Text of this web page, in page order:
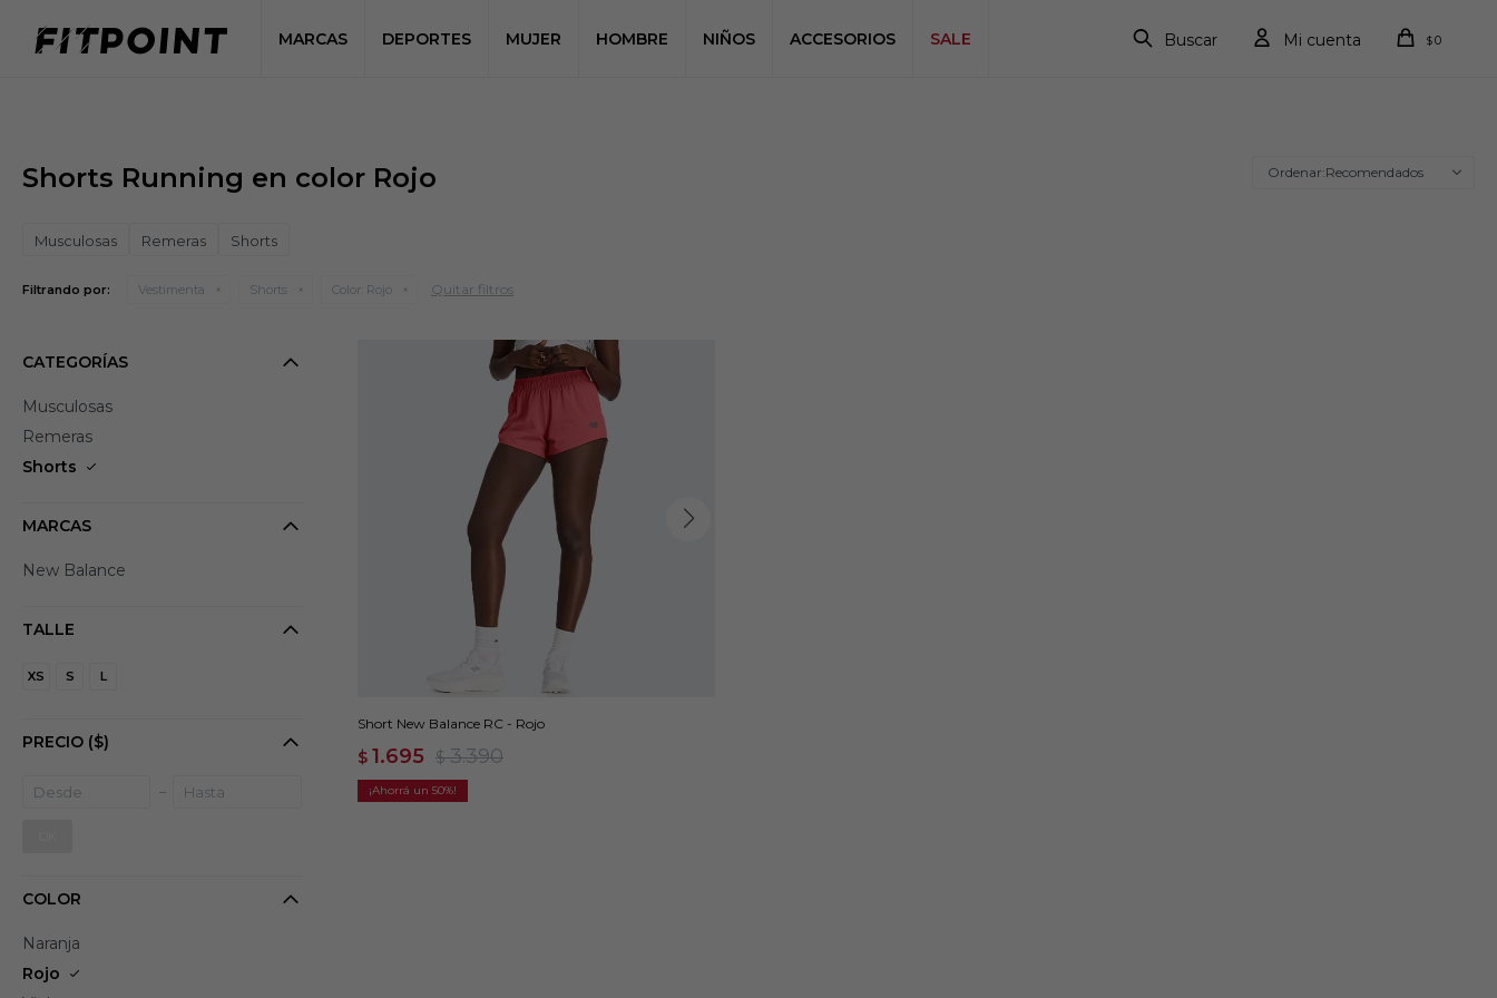
MARCAS DEPORTES MUJER HOMBRE NIÑOS ACCESORIOS SALE $0
Shorts Running en color Rojo Recomendados
Musculosas Remeras Shorts
Filtrando por: Vestimenta Shorts Color: Rojo Quitar filtros
Short New Balance RC - Rojo
$ 1.695 $ 3.390
50
CATEGORÍAS
Musculosas
Remeras
Shorts
MARCAS
New Balance
TALLE
XS S L
PRECIO ($)
COLOR
Naranja
Rojo